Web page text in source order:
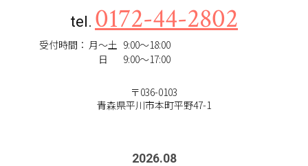
tel. 0172-44-2802
受付時間： 月～土 9:00～18:00
日
9:00～17:00
〒036-0103
青森県平川市本町平野47-1
2026.08